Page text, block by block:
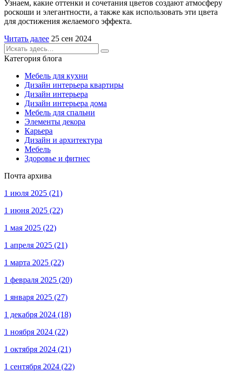
Узнаем, какие оттенки и сочетания цветов создают атмосферу
роскоши и элегантности, а также как использовать эти цвета
для достижения желаемого эффекта.
Читать далее 25 сен 2024
Категория блога
Мебель для кухни
Дизайн интерьера квартиры
Дизайн интерьера
Дизайн интерьера дома
Мебель для спальни
Элементы декора
Карьера
Дизайн и архитектура
Мебель
Здоровье и фитнес
Почта архива
1 июля 2025 (21)
1 июня 2025 (22)
1 мая 2025 (22)
1 апреля 2025 (21)
1 марта 2025 (22)
1 февраля 2025 (20)
1 января 2025 (27)
1 декабря 2024 (18)
1 ноября 2024 (22)
1 октября 2024 (21)
1 сентября 2024 (22)